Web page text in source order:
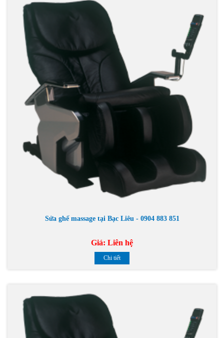
Sửa ghế massage tại Bạc Liêu - 0904 883 851
Giá: Liên hệ
Chi tiết